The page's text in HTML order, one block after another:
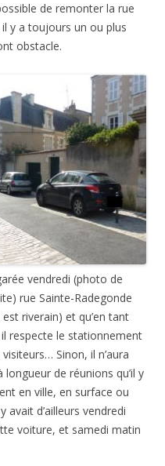
de remonter la rue
il y a toujours un ou plus
obstacle.
vendredi (photo de
rue Sainte-Radegonde
riverain) et qu’en tant
respecte le stationnement
Sinon, il n’aura
de réunions qu’il y
en ville, en surface ou
avait d’ailleurs vendredi
voiture, et samedi matin